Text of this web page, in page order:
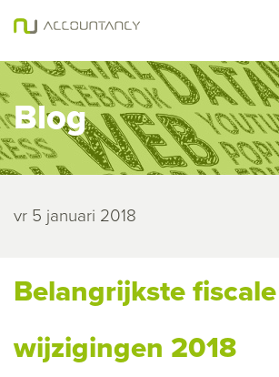
Blog
vr 5 januari 2018
Belangrijkste fiscale
wijzigingen 2018